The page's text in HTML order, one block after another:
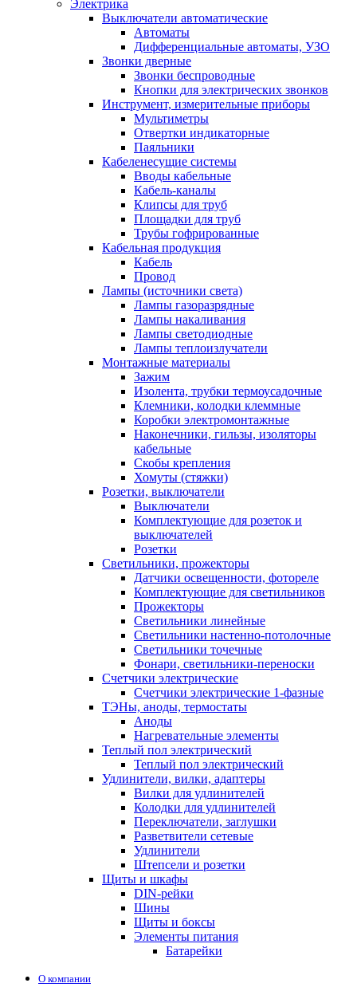
Электрика
Выключатели автоматические
Автоматы
Дифференциальные автоматы, УЗО
Звонки дверные
Звонки беспроводные
Кнопки для электрических звонков
Инструмент, измерительные приборы
Мультиметры
Отвертки индикаторные
Паяльники
Кабеленесущие системы
Вводы кабельные
Кабель-каналы
Клипсы для труб
Площадки для труб
Трубы гофрированные
Кабельная продукция
Кабель
Провод
Лампы (источники света)
Лампы газоразрядные
Лампы накаливания
Лампы светодиодные
Лампы теплоизлучатели
Монтажные материалы
Зажим
Изолента, трубки термоусадочные
Клемники, колодки клеммные
Коробки электромонтажные
Наконечники, гильзы, изоляторы
кабельные
Скобы крепления
Хомуты (стяжки)
Розетки, выключатели
Выключатели
Комплектующие для розеток и
выключателей
Розетки
Светильники, прожекторы
Датчики освещенности, фотореле
Комплектующие для светильников
Прожекторы
Светильники линейные
Светильники настенно-потолочные
Светильники точечные
Фонари, светильники-переноски
Счетчики электрические
Счетчики электрические 1-фазные
ТЭНы, аноды, термостаты
Аноды
Нагревательные элементы
Теплый пол электрический
Теплый пол электрический
Удлинители, вилки, адаптеры
Вилки для удлинителей
Колодки для удлинителей
Переключатели, заглушки
Разветвители сетевые
Удлинители
Штепсели и розетки
Щиты и шкафы
DIN-рейки
Шины
Щиты и боксы
Элементы питания
Батарейки
О компании